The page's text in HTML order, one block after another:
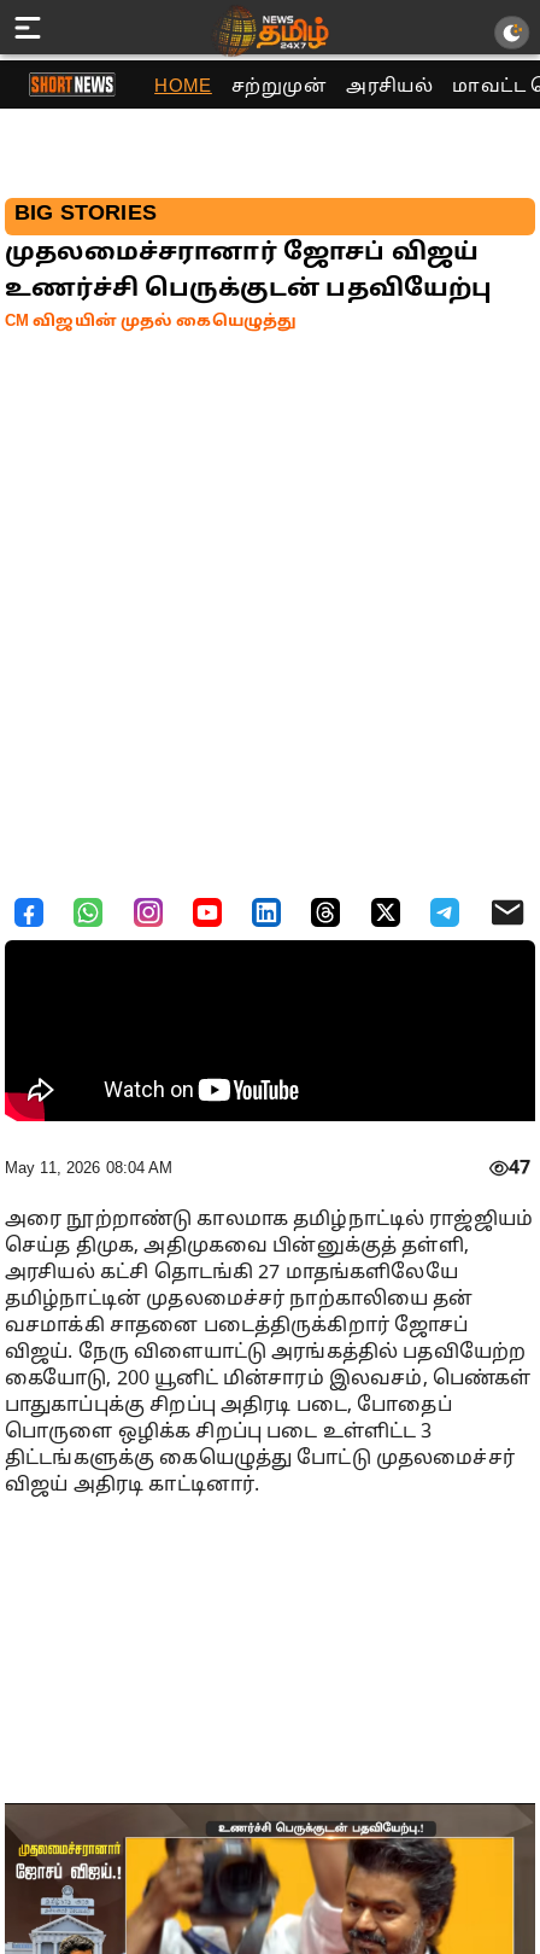
HOME சற்றுமுன் அரசியல் மாவட்ட
BIG STORIES
முதலமைச்சரானார் ஜோசப் விஜய்
உணர்ச்சி பெருக்குடன் பதவியேற்பு
CM விஜயின் முதல் கையெழுத்து
May 11, 2026 08:04 AM 47
அரை நூற்றாண்டு காலமாக தமிழ்நாட்டில் ராஜ்ஜியம்
செய்த திமுக, அதிமுகவை பின்னுக்குத் தள்ளி,
அரசியல் கட்சி தொடங்கி 27 மாதங்களிலேயே
தமிழ்நாட்டின் முதலமைச்சர் நாற்காலியை தன்
வசமாக்கி சாதனை படைத்திருக்கிறார் ஜோசப்
விஜய். நேரு விளையாட்டு அரங்கத்தில் பதவியேற்ற
கையோடு, 200 யூனிட் மின்சாரம் இலவசம், பெண்கள்
பாதுகாப்புக்கு சிறப்பு அதிரடி படை, போதைப்
பொருளை ஒழிக்க சிறப்பு படை உள்ளிட்ட 3
திட்டங்களுக்கு கையெழுத்து போட்டு முதலமைச்சர்
விஜய் அதிரடி காட்டினார்.